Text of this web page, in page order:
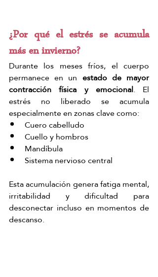
¿Por qué el estrés se acumula
más en invierno?
Durante los meses fríos, el cuerpo
permanece en un estado de mayor
contracción física y emocional. El
estrés no liberado se acumula
especialmente en zonas clave como:
Cuero cabelludo
Cuello y hombros
Mandíbula
Sistema nervioso central
Esta acumulación genera fatiga mental,
irritabilidad y dificultad para
desconectar incluso en momentos de
descanso.